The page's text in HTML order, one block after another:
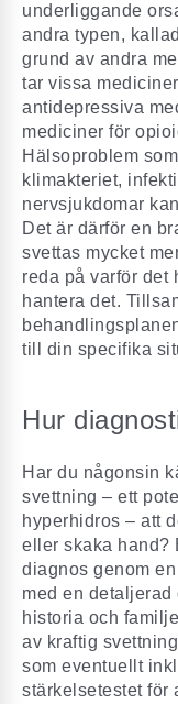
underliggande
andra typen,
grund av andra
tar vissa
antidepressiva
mediciner för
Hälsoproblem
klimakteriet,
nervsjukdomar
Det är därför en
svettas mycket
reda på varför det
hantera det.
till din specifika
Hur
Har du någonsin
svettning – ett
hyperhidros – att
eller skaka hand?
diagnos genom
med en
historia och
av kraftig
som eventuellt
stärkelsetestet för